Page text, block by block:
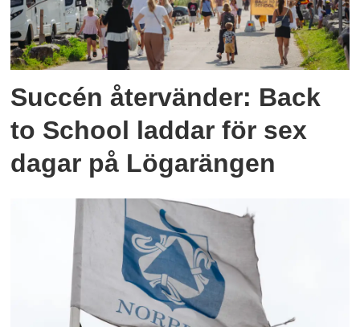
Succén återvänder: Back
to School laddar för sex
dagar på Lögarängen